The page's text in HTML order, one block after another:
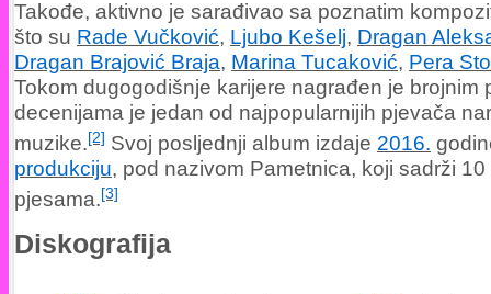
Takođe, aktivno je sarađivao sa poznatim
što su Rade Vučković, Ljubo Kešelj, Dragan
Dragan Brajović Braja, Marina Tucaković, Pera
Tokom dugogodišnje karijere nagrađen je brojnim
decenijama je jedan od najpopularnijih pjevača
muzike.[2] Svoj posljednji album izdaje 2016.
produkciju, pod nazivom Pametnica, koji sadrži
pjesama.[3]
Diskografija